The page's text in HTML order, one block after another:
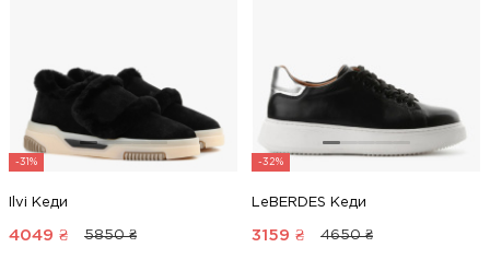
-31%
Ilvi Кеди
4049 ₴ 5850 ₴
-32%
LeBERDES Кеди
3159 ₴ 4650 ₴